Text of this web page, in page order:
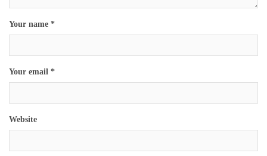
Your name *
Your email *
Website